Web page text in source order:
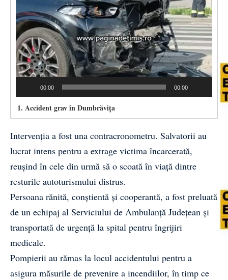
00:00 00:00
1. Accident grav în Dumbrăvița
Intervenția a fost una contracronometru. Salvatorii au
lucrat intens pentru a extrage victima încarcerată,
reușind în cele din urmă să o scoată în viață dintre
resturile autoturismului distrus.
Persoana rănită, conștientă și cooperantă, a fost preluată
de un echipaj al Serviciului de Ambulanță Județean și
transportată de urgență la spital pentru îngrijiri
medicale.
Pompierii au rămas la locul accidentului pentru a
asigura măsurile de prevenire a incendiilor, în timp ce